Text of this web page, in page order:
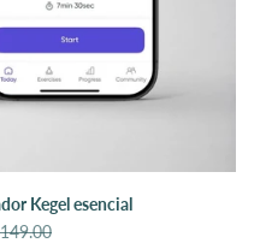
Kegel esencial
normal